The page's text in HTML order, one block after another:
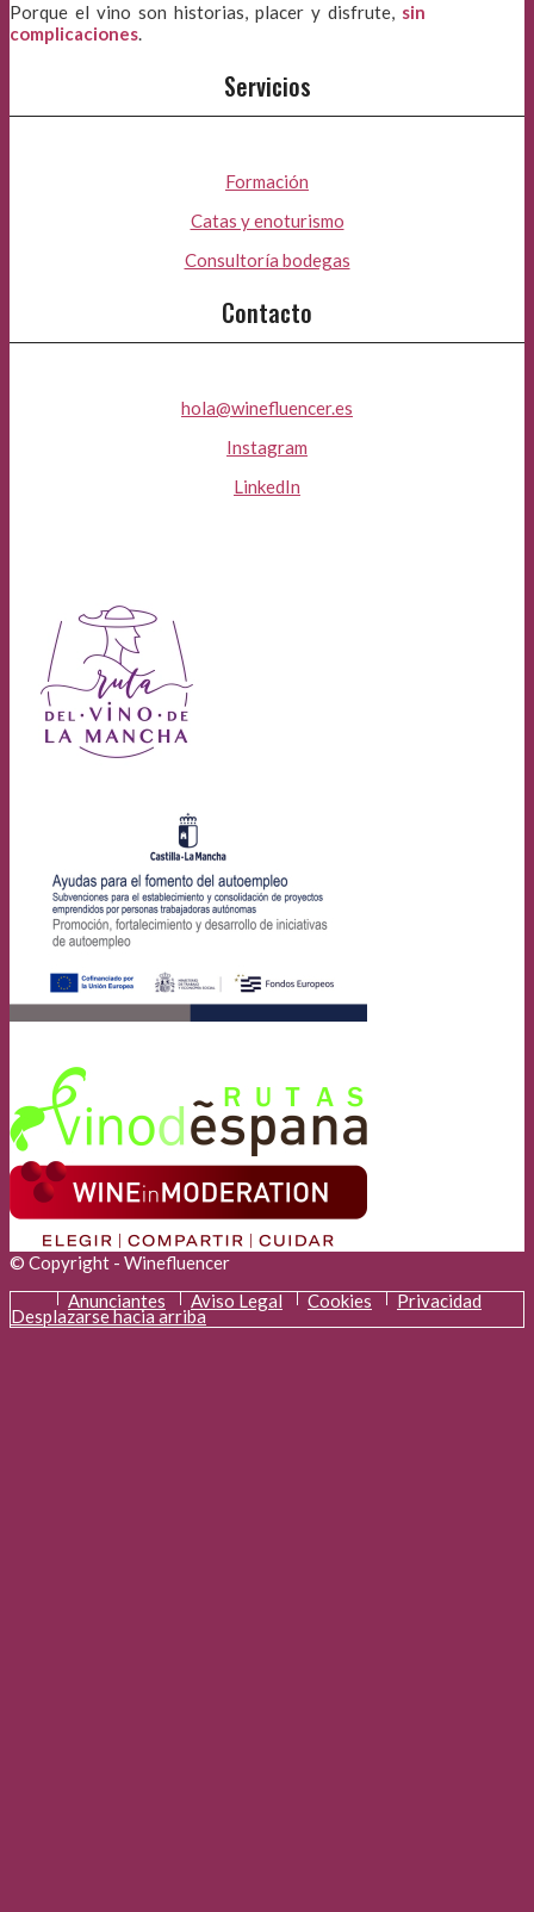
Porque el vino son historias, placer y disfrute, sin
complicaciones.
Servicios
Formación
Catas y enoturismo
Consultoría bodegas
Contacto
hola@winefluencer.es
Instagram
LinkedIn
© Copyright - Winefluencer
Anunciantes
Aviso Legal Cookies Privacidad
Desplazarse hacia arriba